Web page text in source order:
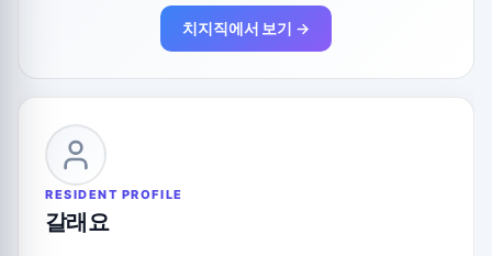
치지직에서 보기 →
RESIDENT PROFILE
갈래요